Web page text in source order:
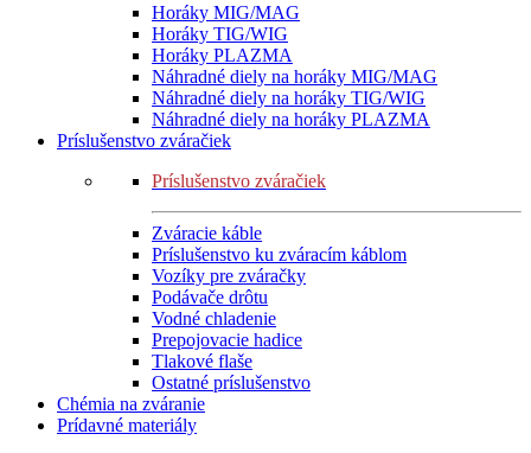
Horáky MIG/MAG
Horáky TIG/WIG
Horáky PLAZMA
Náhradné diely na horáky MIG/MAG
Náhradné diely na horáky TIG/WIG
Náhradné diely na horáky PLAZMA
Príslušenstvo zváračiek
Príslušenstvo zváračiek
Zváracie káble
Príslušenstvo ku zváracím káblom
Vozíky pre zváračky
Podávače drôtu
Vodné chladenie
Prepojovacie hadice
Tlakové flaše
Ostatné príslušenstvo
Chémia na zváranie
Prídavné materiály